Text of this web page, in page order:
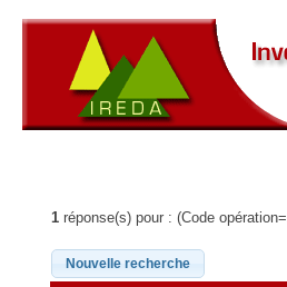
1 réponse(s) pour : (Code opération=